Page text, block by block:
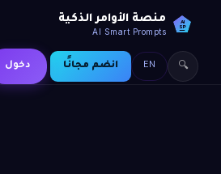
AI
SP
منصة الأوامر الذكية
AI Smart Prompts
🔍
EN انضم مجانًا دخول